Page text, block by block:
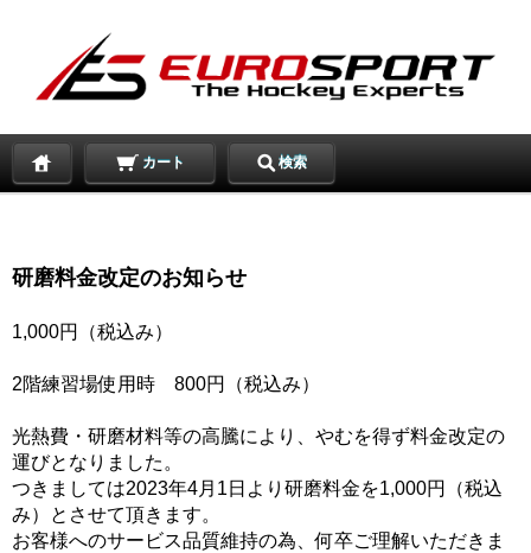
カート 検索
研磨料金改定のお知らせ
1,000円（税込み）
2階練習場使用時 800円（税込み）
光熱費・研磨材料等の高騰により、やむを得ず料金改定の
運びとなりました。
つきましては2023年4月1日より研磨料金を1,000円（税込
み）とさせて頂きます。
お客様へのサービス品質維持の為、何卒ご理解いただきま